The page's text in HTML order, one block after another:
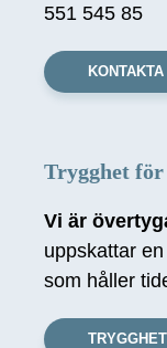
551 545 85
Trygghet
Vi är
uppskattar
som håller